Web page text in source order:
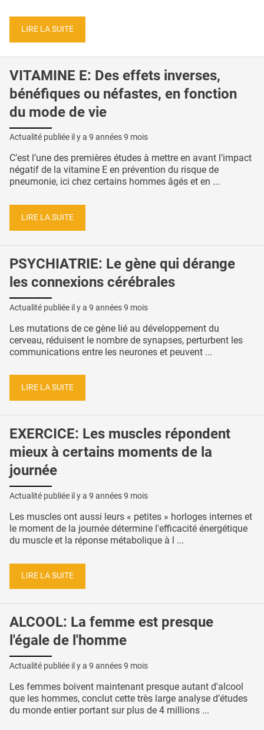
LIRE LA SUITE
VITAMINE E: Des effets inverses,
bénéfiques ou néfastes, en fonction
du mode de vie
Actualité publiée il y a 9 années 9 mois
C’est l’une des premières études à mettre en avant l’impact
négatif de la vitamine E en prévention du risque de
pneumonie, ici chez certains hommes âgés et en ...
LIRE LA SUITE
PSYCHIATRIE: Le gène qui dérange
les connexions cérébrales
Actualité publiée il y a 9 années 9 mois
Les mutations de ce gène lié au développement du
cerveau, réduisent le nombre de synapses, perturbent les
communications entre les neurones et peuvent ...
LIRE LA SUITE
EXERCICE: Les muscles répondent
mieux à certains moments de la
journée
Actualité publiée il y a 9 années 9 mois
Les muscles ont aussi leurs « petites » horloges internes et
le moment de la journée détermine l'efficacité énergétique
du muscle et la réponse métabolique à l ...
LIRE LA SUITE
ALCOOL: La femme est presque
l'égale de l'homme
Actualité publiée il y a 9 années 9 mois
Les femmes boivent maintenant presque autant d'alcool
que les hommes, conclut cette très large analyse d’études
du monde entier portant sur plus de 4 millions ...